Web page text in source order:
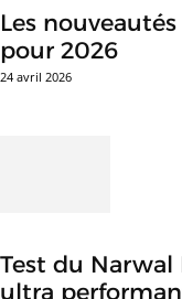
Les
pour 2026
24 avril 2026
Test du
ultra